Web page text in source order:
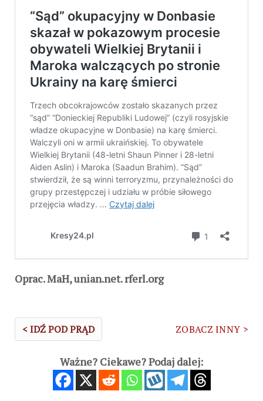
Oprac. MaH, unian.net. rferl.org
< IDŹ POD PRĄD ZOBACZ INNY >
Ważne? Ciekawe? Podaj dalej: